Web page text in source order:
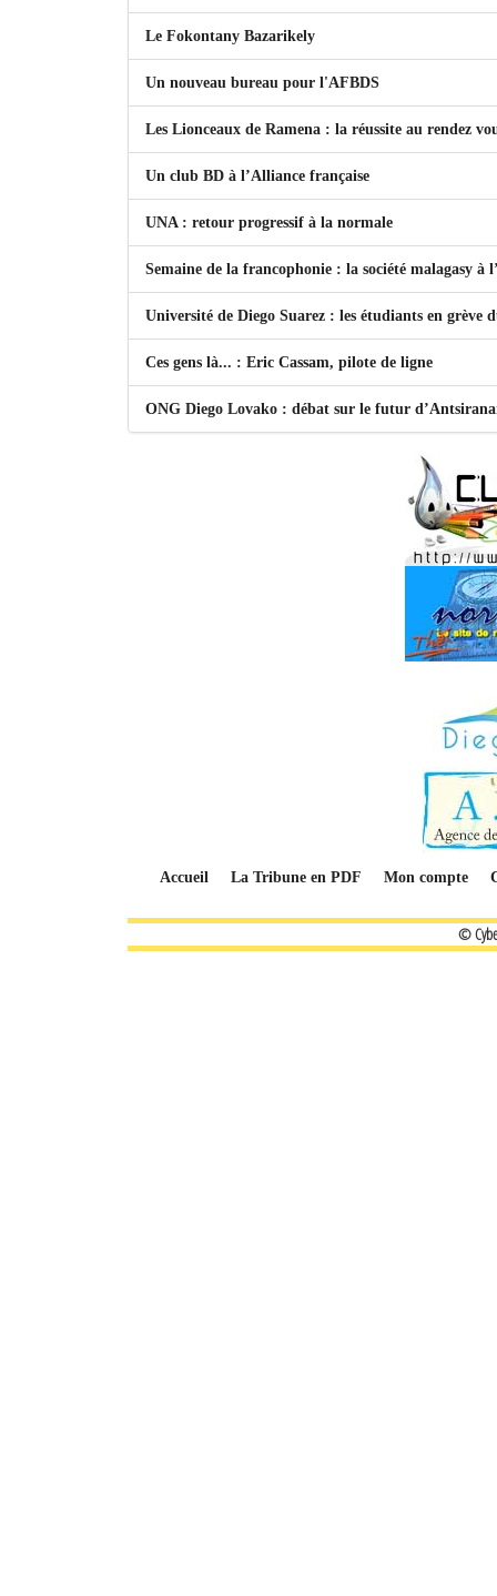
Le Fokontany Bazarikely
Un nouveau bureau pour l'AFBDS
Les Lionceaux de Ramena : la réussite au rendez
Un club BD à l’Alliance française
UNA : retour progressif à la normale
Semaine de la francophonie : la société malagasy à
Université de Diego Suarez : les étudiants en grève
Ces gens là... : Eric Cassam, pilote de ligne
ONG Diego Lovako : débat sur le futur
Accueil La Tribune en PDF Mon compte
©